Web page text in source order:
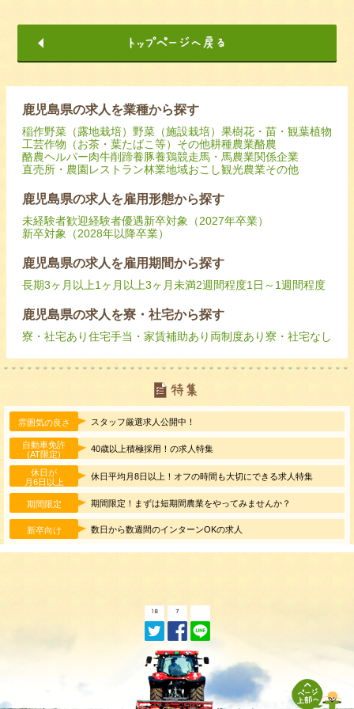
鹿児島県の求人を業種から探す
稲作野菜（露地栽培） 野菜（施設栽培） 果樹花・苗・観葉植物
工芸作物（お茶・葉たばこ等） その他耕種農業酪農
酪農ヘルパー肉牛削蹄養豚養鶏競走馬・馬農業関係企業
直売所・農園レストラン林業地域おこし観光農業その他
鹿児島県の求人を雇用形態から探す
未経験者歓迎経験者優遇新卒対象（2027年卒業）
新卒対象（2028年以降卒業）
鹿児島県の求人を雇用期間から探す
長期3ヶ月以上1ヶ月以上3ヶ月未満2週間程度1日～1週間程度
鹿児島県の求人を寮・社宅から探す
寮・社宅あり住宅手当・家賃補助あり 両制度あり寮・社宅なし
雰囲気の良さ スタッフ厳選求人公開中！
自動車免許
(AT限定)
40歳以上積極採用！の求人特集
休日が
月6日以上
休日平均月8日以上！オフの時間も大切にできる求人特集
期間限定 期間限定！まずは短期間農業をやってみませんか？
新卒向け 数日から数週間のインターンOKの求人